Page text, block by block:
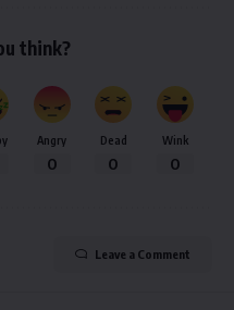
think?
Angry
0
Dead
0
Wink
0
Leave a Comment